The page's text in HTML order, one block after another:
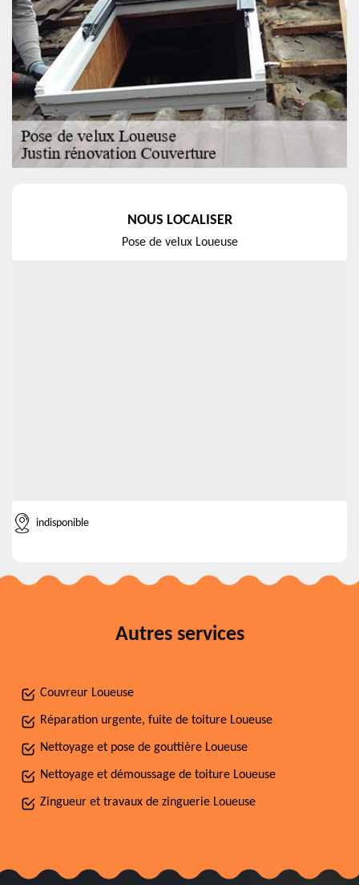
NOUS LOCALISER
Pose de velux Loueuse
indisponible
Autres services
Couvreur Loueuse
Réparation urgente, fuite de toiture Loueuse
Nettoyage et pose de gouttière Loueuse
Nettoyage et démoussage de toiture Loueuse
Zingueur et travaux de zinguerie Loueuse